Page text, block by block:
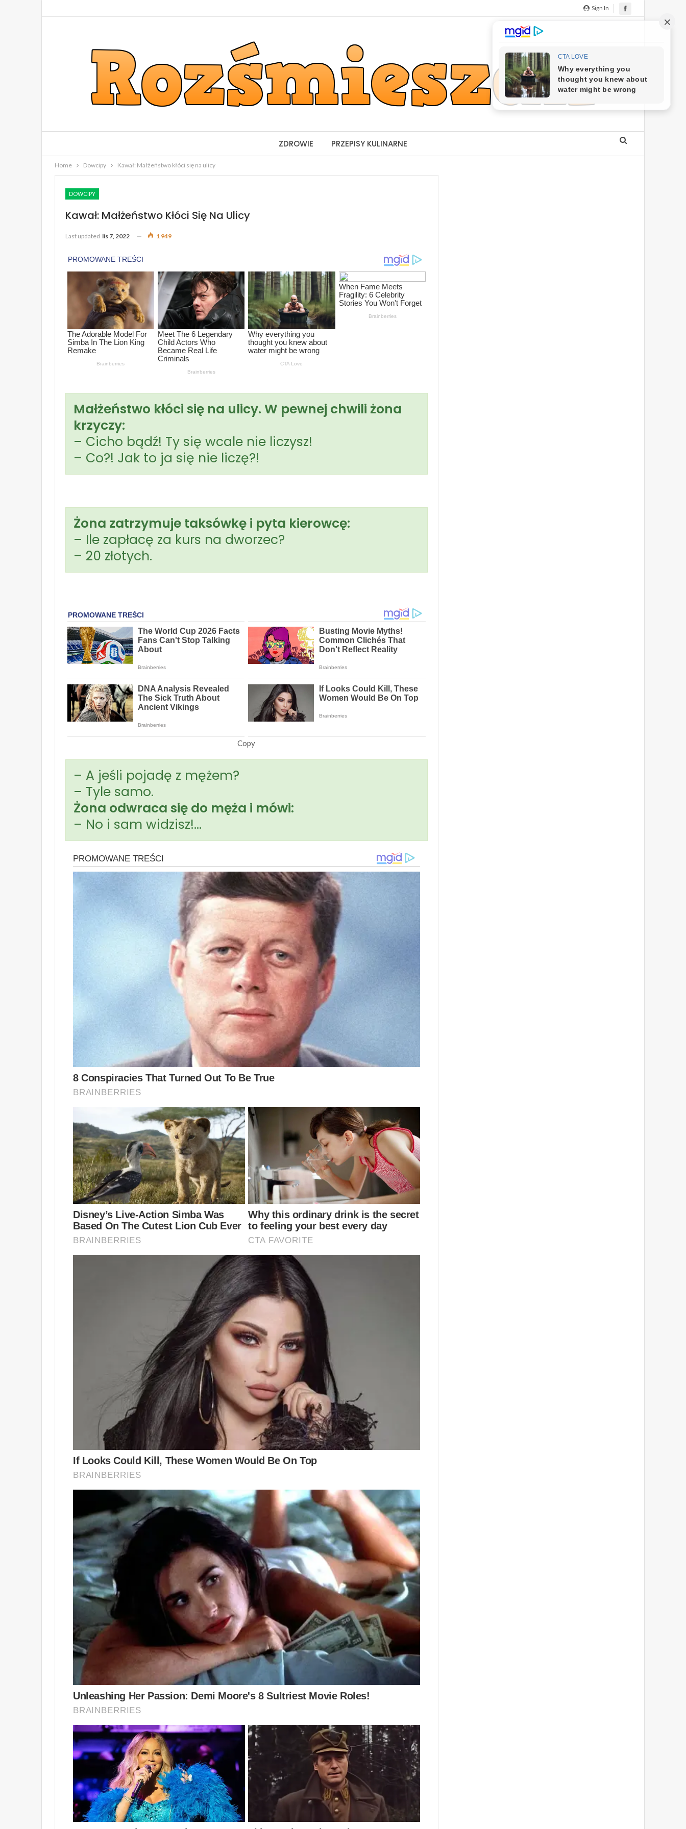
Sign In
ZDROWIE PRZEPISY KULINARNE
Home Dowcipy Kawał: Małżeństwo kłóci się na ulicy
DOWCIPY
Kawał: Małżeństwo Kłóci Się Na Ulicy
Last updated lis 7, 2022 1 949
Małżeństwo kłóci się na ulicy. W pewnej chwili żona
krzyczy:
– Cicho bądź! Ty się wcale nie liczysz!
– Co?! Jak to ja się nie liczę?!
Żona zatrzymuje taksówkę i pyta kierowcę:
– Ile zapłacę za kurs na dworzec?
– 20 złotych.
Copy
– A jeśli pojadę z mężem?
– Tyle samo.
Żona odwraca się do męża i mówi:
– No i sam widzisz!…